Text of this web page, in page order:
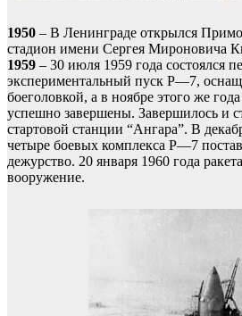
1950 – В Ленинграде открылся
стадион имени Сергея Мироновича
1959 – 30 июля 1959 года состоялся
экспериментальный пуск Р—7,
боеголовкой, а в ноябре этого же
успешно завершены. Завершилось и
стартовой станции “Ангара”. В
четыре боевых комплекса Р—7
дежурство. 20 января 1960 года
вооружение.